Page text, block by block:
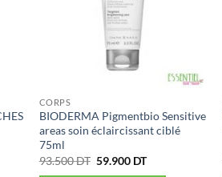
CORPS
BIODERMA Pigmentbio Sensitive
areas soin éclaircissant ciblé
75ml
93.500DT Le
59.900 DTLe